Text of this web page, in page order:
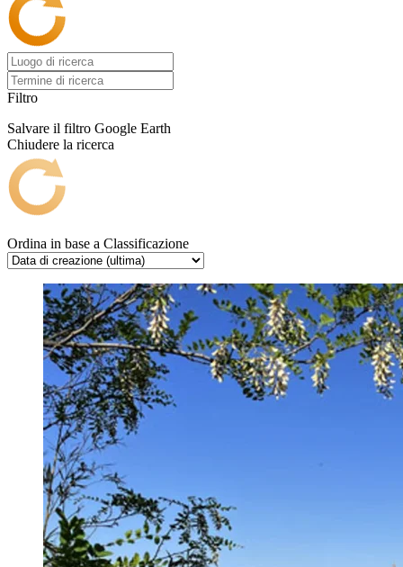
Filtro
Salvare il filtro Google Earth
Chiudere la ricerca
Ordina in base a Classificazione